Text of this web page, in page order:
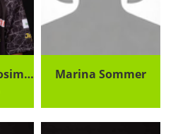
Noemi Lana Mosimann Marina Sommer